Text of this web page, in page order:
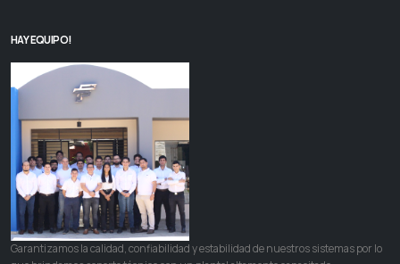
HAY EQUIPO!
Garantizamos la calidad, confiabilidad y estabilidad de nuestros sistemas por lo